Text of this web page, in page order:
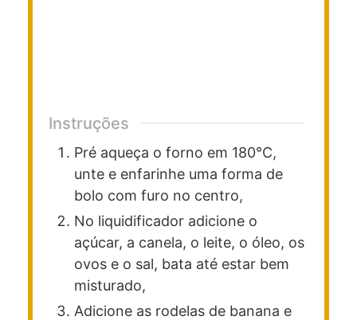
Instruções
Pré aqueça o forno em 180°C,
unte e enfarinhe uma forma de
bolo com furo no centro,
No liquidificador adicione o
açúcar, a canela, o leite, o óleo, os
ovos e o sal, bata até estar bem
misturado,
Adicione as rodelas de banana e